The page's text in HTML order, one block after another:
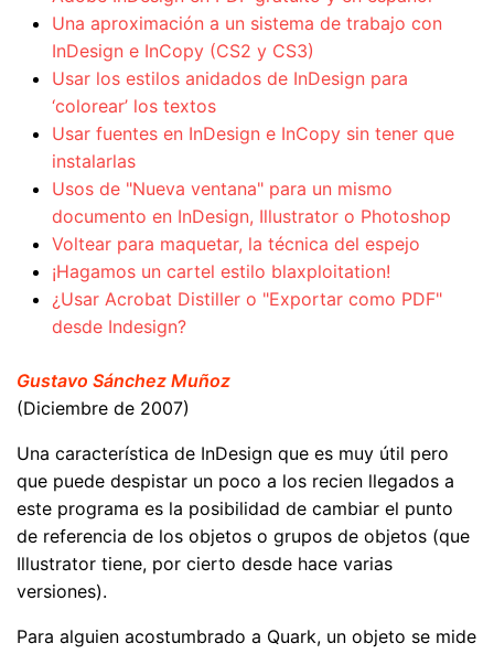
Una aproximación a un sistema de trabajo con
InDesign e InCopy (CS2 y CS3)
Usar los estilos anidados de InDesign para
‘colorear’ los textos
Usar fuentes en InDesign e InCopy sin tener que
instalarlas
Usos de "Nueva ventana" para un mismo
documento en InDesign, Illustrator o Photoshop
Voltear para maquetar, la técnica del espejo
¡Hagamos un cartel estilo blaxploitation!
¿Usar Acrobat Distiller o "Exportar como PDF"
desde Indesign?
Gustavo Sánchez Muñoz
(Diciembre de 2007)
Una característica de InDesign que es muy útil pero
que puede despistar un poco a los recien llegados a
este programa es la posibilidad de cambiar el punto
de referencia de los objetos o grupos de objetos (que
Illustrator tiene, por cierto desde hace varias
versiones).
Para alguien acostumbrado a Quark, un objeto se mide